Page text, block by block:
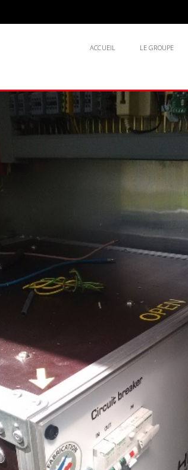
ACCUEIL LE GROUPE